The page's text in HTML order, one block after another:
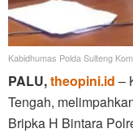
Kabidhumas Polda Sulteng
PALU,theopini.id –
Tengah,
Bripka H Bintara